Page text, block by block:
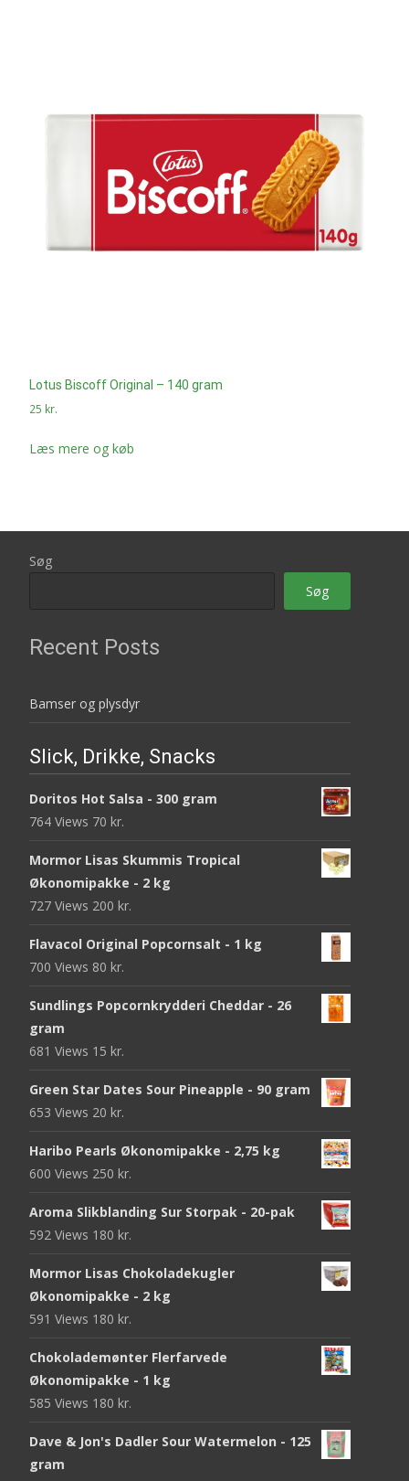
Lotus Biscoff Original – 140 gram
25 kr.
Læs mere og køb
Søg
Søg
Recent Posts
Bamser og plysdyr
Slick, Drikke, Snacks
Doritos Hot Salsa - 300 gram
764 Views 70 kr.
Mormor Lisas Skummis Tropical
Økonomipakke - 2 kg
727 Views 200 kr.
Flavacol Original Popcornsalt - 1 kg
700 Views 80 kr.
Sundlings Popcornkrydderi Cheddar - 26
gram
681 Views 15 kr.
Green Star Dates Sour Pineapple - 90 gram
653 Views 20 kr.
Haribo Pearls Økonomipakke - 2,75 kg
600 Views 250 kr.
Aroma Slikblanding Sur Storpak - 20-pak
592 Views 180 kr.
Mormor Lisas Chokoladekugler
Økonomipakke - 2 kg
591 Views 180 kr.
Chokolademønter Flerfarvede
Økonomipakke - 1 kg
585 Views 180 kr.
Dave & Jon's Dadler Sour Watermelon - 125
gram